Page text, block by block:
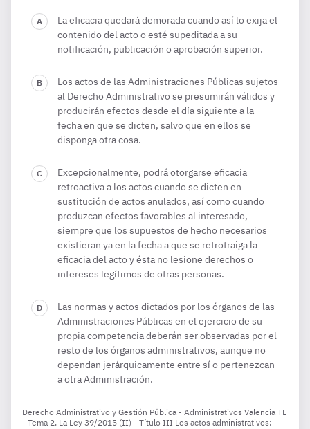
La eficacia quedará demorada cuando así lo exija el
contenido del acto o esté supeditada a su
notificación, publicación o aprobación superior.
Los actos de las Administraciones Públicas sujetos
al Derecho Administrativo se presumirán válidos y
producirán efectos desde el día siguiente a la
fecha en que se dicten, salvo que en ellos se
disponga otra cosa.
Excepcionalmente, podrá otorgarse eficacia
retroactiva a los actos cuando se dicten en
sustitución de actos anulados, así como cuando
produzcan efectos favorables al interesado,
siempre que los supuestos de hecho necesarios
existieran ya en la fecha a que se retrotraiga la
eficacia del acto y ésta no lesione derechos o
intereses legítimos de otras personas.
Las normas y actos dictados por los órganos de las
Administraciones Públicas en el ejercicio de su
propia competencia deberán ser observadas por el
resto de los órganos administrativos, aunque no
dependan jerárquicamente entre sí o pertenezcan
a otra Administración.
Derecho Administrativo y Gestión Pública - Administrativos Valencia TL
- Tema 2. La Ley 39/2015 (II) - Título III Los actos administrativos: